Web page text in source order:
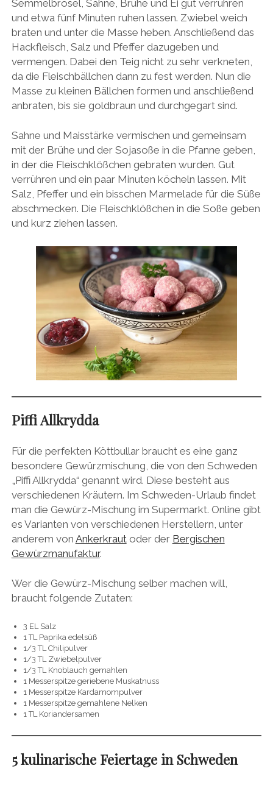
Semmelbrösel, Sahne, Brühe und Ei gut verrühren
und etwa fünf Minuten ruhen lassen. Zwiebel weich
braten und unter die Masse heben. Anschließend das
Hackfleisch, Salz und Pfeffer dazugeben und
vermengen. Dabei den Teig nicht zu sehr verkneten,
da die Fleischbällchen dann zu fest werden. Nun die
Masse zu kleinen Bällchen formen und anschließend
anbraten, bis sie goldbraun und durchgegart sind.
Sahne und Maisstärke vermischen und gemeinsam
mit der Brühe und der Sojasoße in die Pfanne geben,
in der die Fleischklößchen gebraten wurden. Gut
verrühren und ein paar Minuten köcheln lassen. Mit
Salz, Pfeffer und ein bisschen Marmelade für die Süße
abschmecken. Die Fleischklößchen in die Soße geben
und kurz ziehen lassen.
Piffi Allkrydda
Für die perfekten Köttbullar braucht es eine ganz
besondere Gewürzmischung, die von den Schweden
„Piffi Allkrydda“ genannt wird. Diese besteht aus
verschiedenen Kräutern. Im Schweden-Urlaub findet
man die Gewürz-Mischung im Supermarkt. Online gibt
es Varianten von verschiedenen Herstellern, unter
anderem von Ankerkrautoder der Bergischen
Gewürzmanufaktur.
Wer die Gewürz-Mischung selber machen will,
braucht folgende Zutaten:
3 EL Salz
1 TL Paprika edelsüß
1/3 TL Chilipulver
1/3 TL Zwiebelpulver
1/3 TL Knoblauch gemahlen
1 Messerspitze geriebene Muskatnuss
1 Messerspitze Kardamompulver
1 Messerspitze gemahlene Nelken
1 TL Koriandersamen
5 kulinarische Feiertage in Schweden